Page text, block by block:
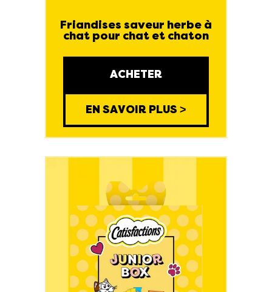
Friandises saveur herbe à
chat pour chat et chaton
ACHETER
EN SAVOIR PLUS >